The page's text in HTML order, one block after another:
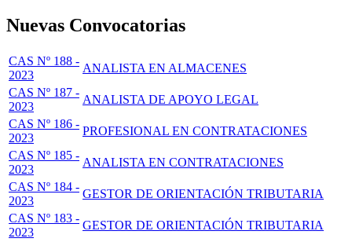
Nuevas Convocatorias
CAS Nº 188 -
2023
ANALISTA EN ALMACENES
CAS Nº 187 -
2023
ANALISTA DE APOYO LEGAL
CAS Nº 186 -
2023
PROFESIONAL EN CONTRATACIONES
CAS Nº 185 -
2023
ANALISTA EN CONTRATACIONES
CAS Nº 184 -
2023
GESTOR DE ORIENTACIÓN TRIBUTARIA
CAS Nº 183 -
2023
GESTOR DE ORIENTACIÓN TRIBUTARIA